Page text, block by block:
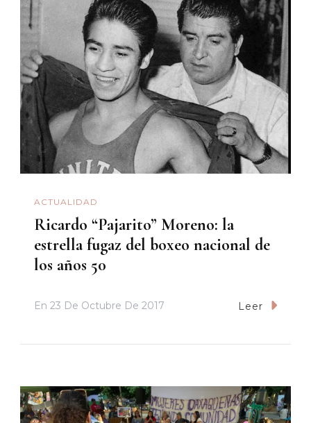
ACTUALIDAD
Ricardo “Pajarito” Moreno: la
estrella fugaz del boxeo nacional de
los años 50
En 23 De Octubre De 2017 Leer